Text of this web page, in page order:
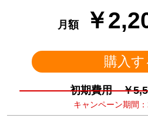
月額 ￥
購入す
初期費用 ￥
キャンペーン期間